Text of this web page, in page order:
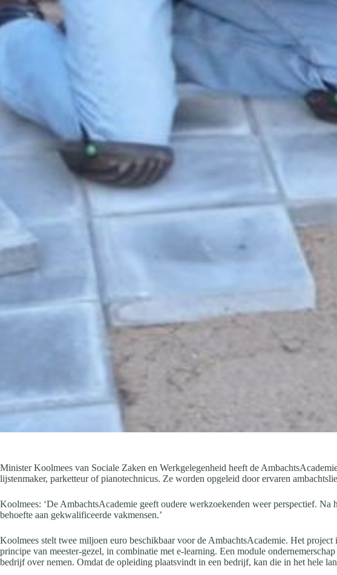
Minister Koolmees van Sociale Zaken en Werkgelegenheid heeft de
lijstenmaker, parketteur of pianotechnicus. Ze worden opgeleid door ervaren
Koolmees: ‘De AmbachtsAcademie geeft oudere werkzoekenden weer perspectief.
behoefte aan gekwalificeerde vakmensen.’
Koolmees stelt twee miljoen euro beschikbaar voor de AmbachtsAcademie. Het
principe van meester-gezel, in combinatie met e-learning. Een module
bedrijf over nemen. Omdat de opleiding plaatsvindt in een bedrijf, kan die in het hele